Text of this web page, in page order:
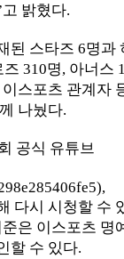
밝혔다.
된 스타즈 6명과
310명, 아너스
스포츠 관계자
나눴다.
공식 유튜브
다시 시청할 수
은 이스포츠 명
할 수 있다.